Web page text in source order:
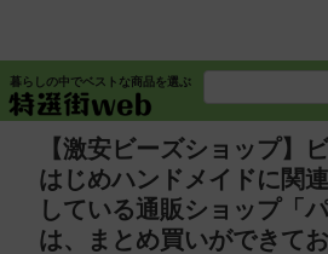
暮らしの中でベストな商品を選ぶ
【激安ビーズショップ】
はじめハンドメイドに関
している通販ショップ「
は、まとめ買いができてお